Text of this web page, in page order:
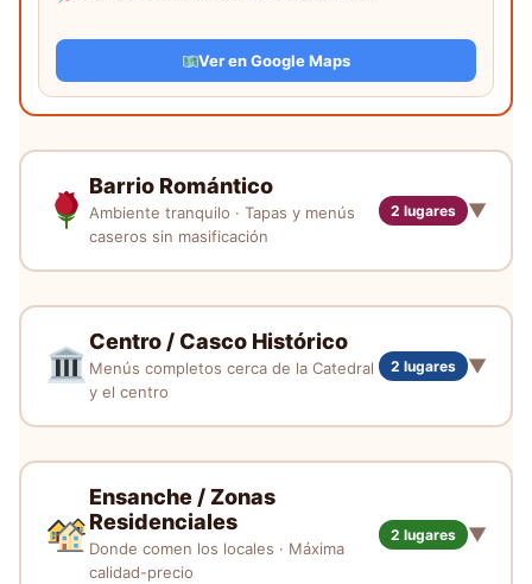
Ver en Google Maps
Barrio Romántico
Ambiente tranquilo · Tapas y menús
caseros sin masificación
2 lugares ▼
Centro / Casco Histórico
Menús completos cerca de la Catedral
y el centro
2 lugares ▼
Ensanche / Zonas
Residenciales
Donde comen los locales · Máxima
calidad-precio
2 lugares ▼